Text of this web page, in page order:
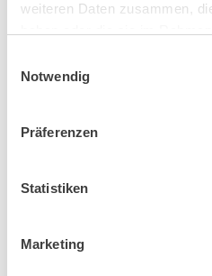
weiteren Daten zusammen,
Notwendig
Präferenzen
Statistiken
Marketing